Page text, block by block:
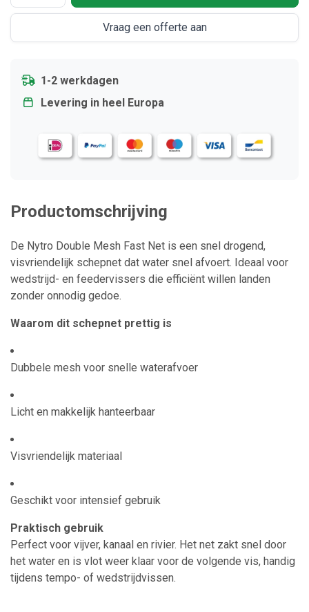
Vraag een offerte aan
1-2 werkdagen
Levering in heel Europa
Productomschrijving
De Nytro Double Mesh Fast Net is een snel drogend,
visvriendelijk schepnet dat water snel afvoert. Ideaal voor
wedstrijd- en feeder­vissers die efficiënt willen landen
zonder onnodig gedoe.
Waarom dit schepnet prettig is
Dubbele mesh voor snelle waterafvoer
Licht en makkelijk hanteerbaar
Visvriendelijk materiaal
Geschikt voor intensief gebruik
Praktisch gebruik
Perfect voor vijver, kanaal en rivier. Het net zakt snel door
het water en is vlot weer klaar voor de volgende vis, handig
tijdens tempo- of wedstrijdvissen.